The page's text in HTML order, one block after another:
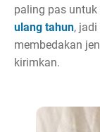
paling pas
ulang tahun,
membedakan
kirimkan.